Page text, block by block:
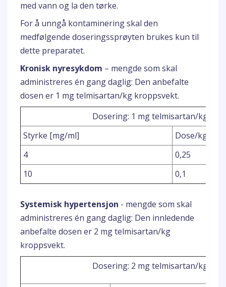
med vann og la den tørke.
For å unngå kontaminering skal den
medfølgende doseringssprøyten brukes kun til
dette preparatet.
Kronisk nyresykdom – mengde som skal
administreres én gang daglig: Den anbefalte
dosen er 1 mg telmisartan/kg kroppsvekt.
Dosering: 1 mg telmisartan/kg
Styrke [mg/ml]
Dose/kg
4
0,25
10
0,1
Systemisk hypertensjon - mengde som skal
administreres én gang daglig: Den innledende
anbefalte dosen er 2 mg telmisartan/kg
kroppsvekt.
Dosering: 2 mg telmisartan/kg